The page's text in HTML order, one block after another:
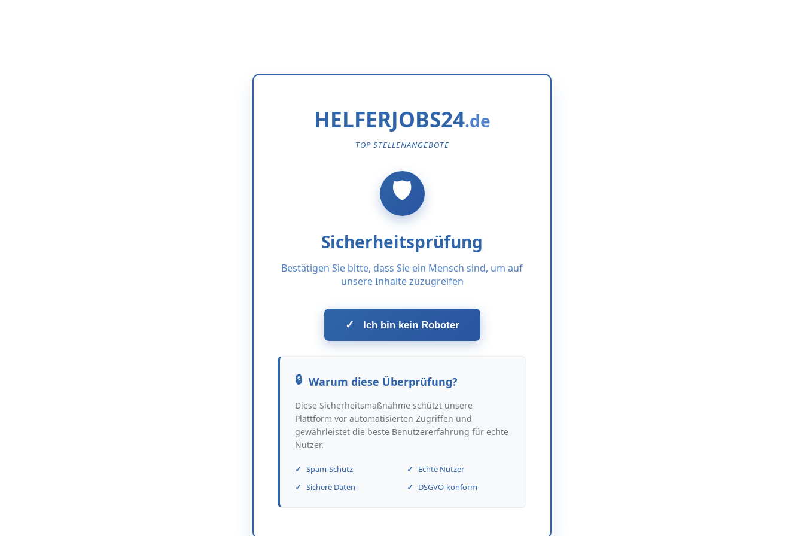
HELFERJOBS24
TOP STELLENANGEBOTE
Sicherheitsprüfung
Bestätigen Sie bitte, dass Sie ein Mensch sind, um auf
unsere Inhalte zuzugreifen
✓ Ich bin kein Roboter
Warum diese Überprüfung?
Diese Sicherheitsmaßnahme schützt unsere
Plattform vor automatisierten Zugriffen und
gewährleistet die beste Benutzererfahrung für echte
Nutzer.
Spam-Schutz
Echte Nutzer
Sichere Daten
DSGVO-konform